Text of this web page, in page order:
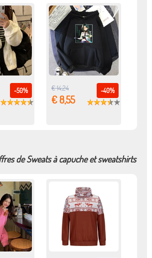
-50% -40%
€ 14,24
€ 8,55
de Sweats à capuche et sweatshirts